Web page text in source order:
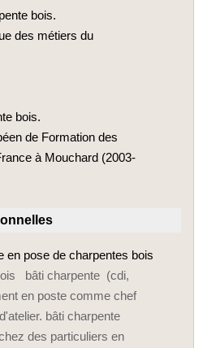
bois.
des métiers du
bois.
de Formation des
à Mouchard (2003-
en pose de charpentes bois
bâti charpente (cdi,
en poste comme chef
bâti charpente
des particuliers en